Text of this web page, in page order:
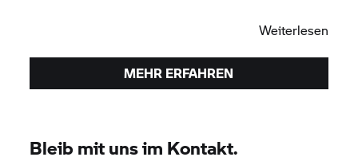
Weiterlesen
MEHR ERFAHREN
Bleib mit uns im Kontakt.